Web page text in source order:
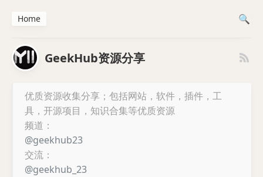
GeekHub资源分享
优质资源收集分享；包括网站，软件，插件，工
具，开源项目，知识合集等优质资源
频道：
@geekhub23
交流：
@geekhub_23
Home